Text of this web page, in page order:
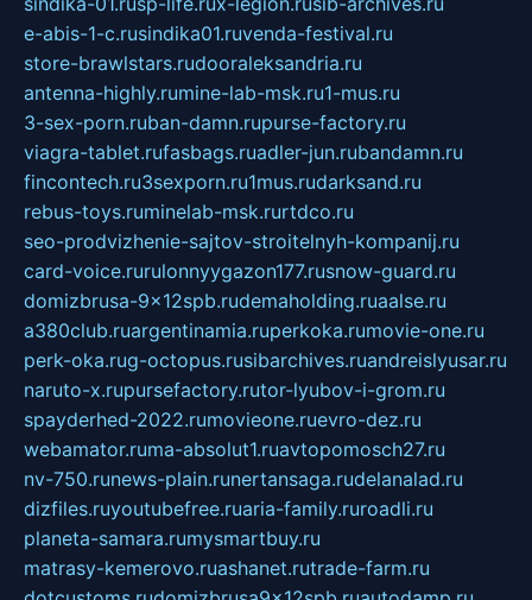
e-abis-1-c.rusindika01.ruvenda-festival.ru
store-brawlstars.rudooraleksandria.ru
antenna-highly.rumine-lab-msk.ru1-mus.ru
3-sex-porn.ruban-damn.rupurse-factory.ru
viagra-tablet.rufasbags.ruadler-jun.rubandamn.ru
fincontech.ru3sexporn.ru1mus.rudarksand.ru
rebus-toys.ruminelab-msk.rurtdco.ru
seo-prodvizhenie-sajtov-stroitelnyh-kompanij.ru
card-voice.rurulonnyygazon177.rusnow-guard.ru
domizbrusa-9x12spb.rudemaholding.ruaalse.ru
a380club.ruargentinamia.ruperkoka.rumovie-one.ru
perk-oka.rug-octopus.rusibarchives.ruandreislyusar.ru
naruto-x.rupursefactory.rutor-lyubov-i-grom.ru
spayderhed-2022.rumovieone.ruevro-dez.ru
webamator.ruma-absolut1.ruavtopomosch27.ru
nv-750.runews-plain.runertansaga.rudelanalad.ru
dizfiles.ruyoutubefree.ruaria-family.ruroadli.ru
planeta-samara.rumysmartbuy.ru
matrasy-kemerovo.ruashanet.rutrade-farm.ru